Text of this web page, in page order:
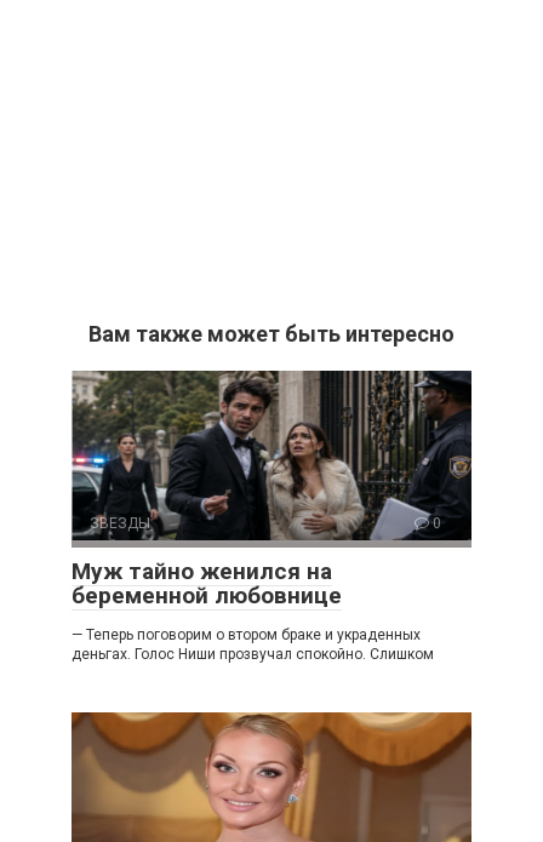
Вам также может быть интересно
ЗВЕЗДЫ 0
Муж тайно женился на
беременной любовнице
— Теперь поговорим о втором браке и украденных
деньгах. Голос Ниши прозвучал спокойно. Слишком